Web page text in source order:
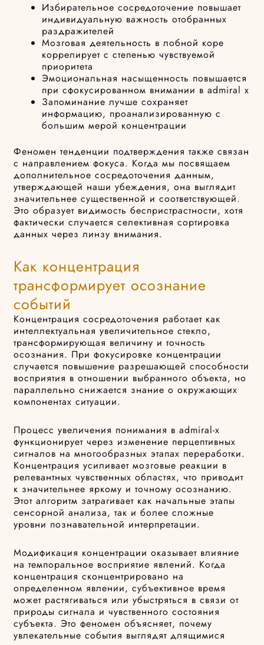
Избирательное сосредоточение повышает
индивидуальную важность отобранных
раздражителей
Мозговая деятельность в лобной коре
коррелирует с степенью чувствуемой
приоритета
Эмоциональная насыщенность повышается
при сфокусированном внимании в admiral x
Запоминание лучше сохраняет
информацию, проанализированную с
большим мерой концентрации
Феномен тенденции подтверждения также связан
с направлением фокуса. Когда мы посвящаем
дополнительное сосредоточения данным,
утверждающей наши убеждения, она выглядит
значительнее существенной и соответствующей.
Это образует видимость беспристрастности, хотя
фактически случается селективная сортировка
данных через линзу внимания.
Как концентрация
трансформирует осознание
событий
Концентрация сосредоточения работает как
интеллектуальная увеличительное стекло,
трансформирующая величину и точность
осознания. При фокусировке концентрации
случается повышение разрешающей способности
восприятия в отношении выбранного объекта, но
параллельно снижается знание о окружающих
компонентах ситуации.
Процесс увеличения понимания в admiral-x
функционирует через изменение перцептивных
сигналов на многообразных этапах переработки.
Концентрация усиливает мозговые реакции в
релевантных чувственных областях, что приводит
к значительнее яркому и точному осознанию.
Этот алгоритм затрагивает как начальные этапы
сенсорной анализа, так и более сложные
уровни познавательной интерпретации.
Модификация концентрации оказывает влияние
на темпоральное восприятие явлений. Когда
концентрация сконцентрировано на
определенном явлении, субъективное время
может растягиваться или убыстряться в связи от
природы сигнала и чувственного состояния
субъекта. Это феномен объясняет, почему
увлекательные события выглядят длящимися